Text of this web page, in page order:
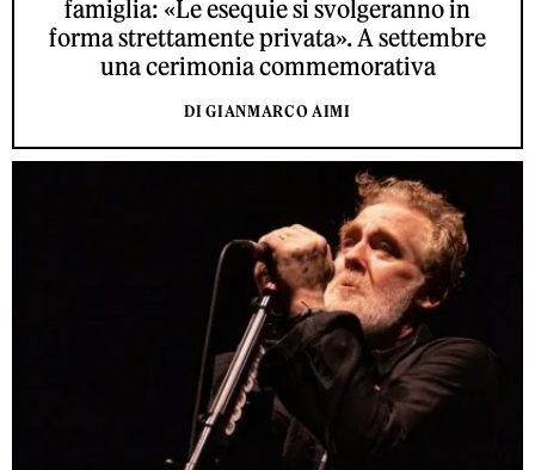
famiglia: «Le esequie si svolgeranno in
forma strettamente privata». A settembre
una cerimonia commemorativa
DI GIANMARCO AIMI